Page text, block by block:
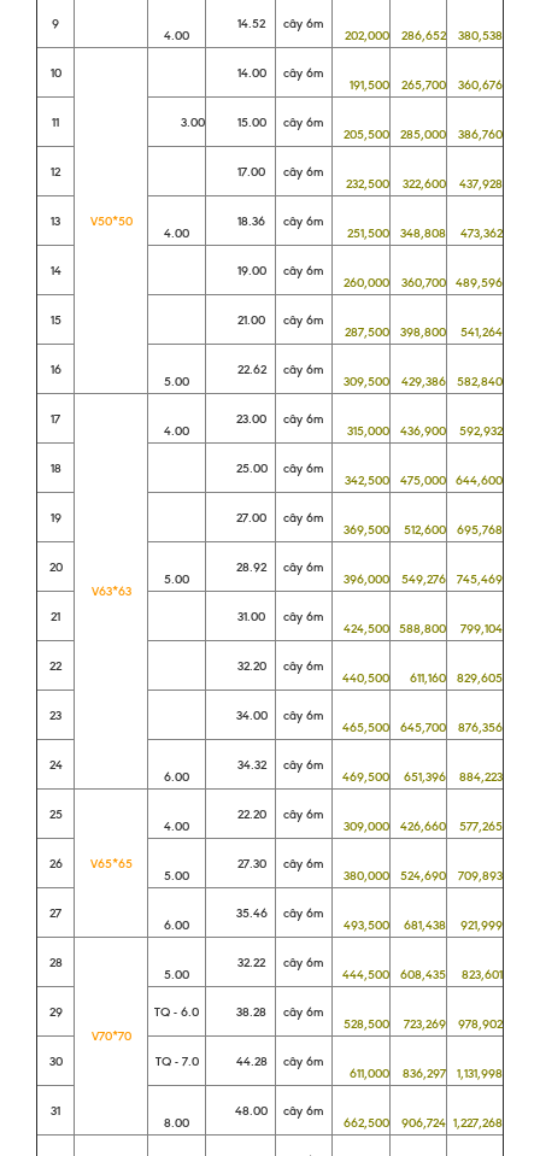
9
4.00
14.52 cây 6m
202,000 286,652 380,538
10
V50*50
14.00 cây 6m
191,500 265,700 360,676
11 3.00 15.00 cây 6m
205,500 285,000 386,760
12 17.00 cây 6m
232,500 322,600 437,928
13
4.00
18.36 cây 6m
251,500 348,808 473,362
14 19.00 cây 6m
260,000 360,700 489,596
15 21.00 cây 6m
287,500 398,800 541,264
16
5.00
22.62 cây 6m
309,500 429,386 582,840
17
V63*63
4.00
23.00 cây 6m
315,000 436,900 592,932
18 25.00 cây 6m
342,500 475,000 644,600
19 27.00 cây 6m
369,500 512,600 695,768
20
5.00
28.92 cây 6m
396,000 549,276 745,469
21 31.00 cây 6m
424,500 588,800 799,104
22 32.20 cây 6m
440,500 611,160 829,605
23 34.00 cây 6m
465,500 645,700 876,356
24
6.00
34.32 cây 6m
469,500 651,396 884,223
25
V65*65
4.00
22.20 cây 6m
309,000 426,660 577,265
26
5.00
27.30 cây 6m
380,000 524,690 709,893
27
6.00
35.46 cây 6m
493,500 681,438 921,999
28
V70*70
5.00
32.22 cây 6m
444,500 608,435 823,601
29 TQ - 6.0 38.28 cây 6m
528,500 723,269 978,902
30 TQ - 7.0 44.28 cây 6m
611,000 836,297 1,131,998
31
8.00
48.00 cây 6m
662,500 906,724 1,227,268